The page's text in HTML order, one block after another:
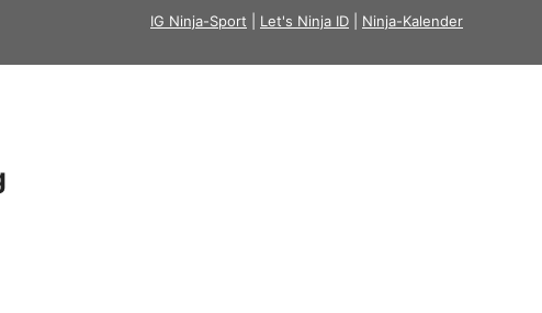
IG Ninja-Sport Let's Ninja ID Ninja-Kalender